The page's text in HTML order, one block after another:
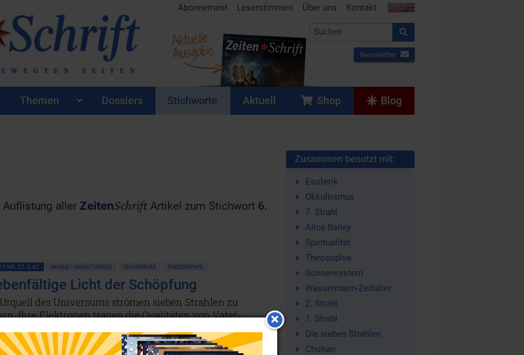
Abonnement Leserstimmen Über uns Kontakt
Newsletter
Aktuelle
Ausgabe
Themen Dossiers Stichworte Aktuell Shop Blog
Auflistung aller ZeitenSchrift Artikel zum Stichwort 6.
NR. 27, S.42 MAGIE • OKKULTISMUS UNIVERSUM THEOSOPHIE
Licht der Schöpfung
des Universums strömen sieben Strahlen zu
Ihre Elektronen tragen die Qualitäten von Vater-
Es gibt nichts, was existiert, was nicht von ihnen
wird - vom kleinsten Stein über den Menschen bis
Zusammen benutzt mit:
Esoterik
Okkultismus
7. Strahl
Alice Bailey
Spiritualität
Theosophie
Sonnensystem
Wassermann-Zeitalter
2. Strahl
1. Strahl
Die sieben Strahlen
Chohan